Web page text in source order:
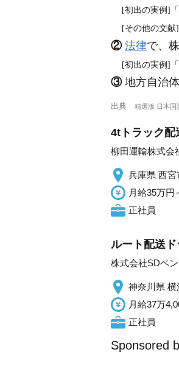
[初出の実例]
[その他の文献]
② 法律で、
[初出の実例]
③地方自治体
出典 精選版 日本国
4tトラック配
柳田運輸株式会
兵庫県 西宮
月給35万円
正社員
ルート配送
株式会社SDベ
神奈川県 横
月給37万
正社員
Sponsored